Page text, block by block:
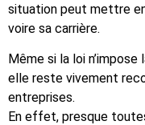
situation peut mettre
voire sa carrière.
Même si la loi
elle reste vivement
entreprises.
En effet, presque